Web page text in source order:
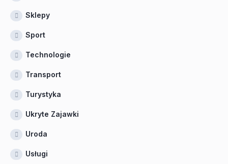
Sklepy
Sport
Technologie
Transport
Turystyka
Ukryte Zajawki
Uroda
Usługi